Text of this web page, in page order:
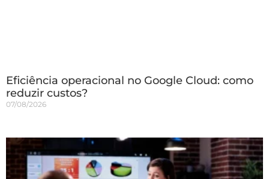
Eficiência operacional no Google Cloud: como
reduzir custos?
07/08/2026